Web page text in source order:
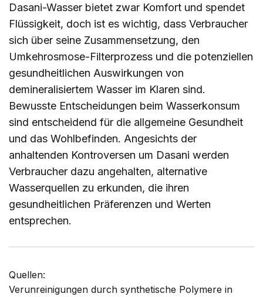
Dasani-Wasser bietet zwar Komfort und spendet
Flüssigkeit, doch ist es wichtig, dass Verbraucher
sich über seine Zusammensetzung, den
Umkehrosmose-Filterprozess und die potenziellen
gesundheitlichen Auswirkungen von
demineralisiertem Wasser im Klaren sind.
Bewusste Entscheidungen beim Wasserkonsum
sind entscheidend für die allgemeine Gesundheit
und das Wohlbefinden. Angesichts der
anhaltenden Kontroversen um Dasani werden
Verbraucher dazu angehalten, alternative
Wasserquellen zu erkunden, die ihren
gesundheitlichen Präferenzen und Werten
entsprechen.
Quellen:
Verunreinigungen durch synthetische Polymere in